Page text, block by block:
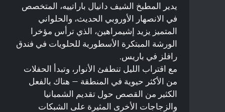
يدير المطبخ الشيف دانيال باراتييه، المتخصص
في الانصهار الأوروبي الحديث، والحلواني
المتميز يزيد إشيمراهين، الذي ترأس مؤخرا
الورشة المبتكرة الأسطورية للحلويات في فندق
رافلز في باريس.
مع اقتراب الليل تنطفئ الأنوار، وتبدأ الحفلات
من الأكثر حيوية في المنطقة — هناك بالفعل
الكثير من القصص حول تقديم الشمبانيا
والزجاجات الأخرى المثيرة على الشبكات